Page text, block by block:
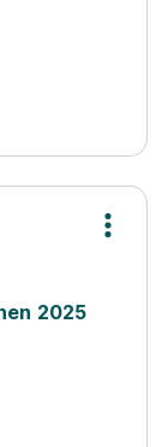
2025